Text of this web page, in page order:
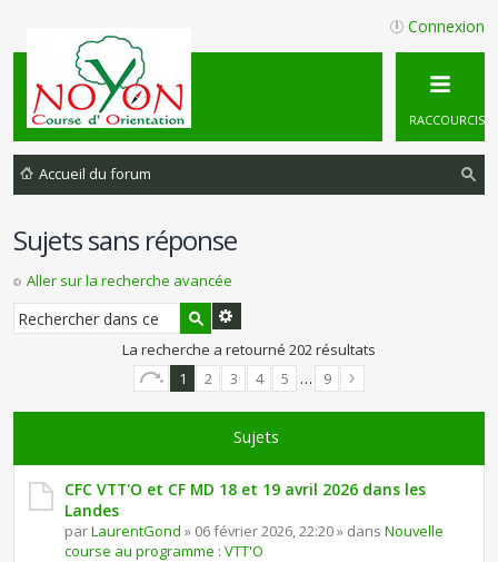
Connexion
RACCOURCIS
Accueil du forum
Sujets sans réponse
Aller sur la recherche avancée
La recherche a retourné 202 résultats
1
2 3 4 5 … 9
Sujets
CFC VTT'O et CF MD 18 et 19 avril 2026 dans les
Landes
parLaurentGond » 06 février 2026, 22:20 » dans Nouvelle
course au programme : VTT'O